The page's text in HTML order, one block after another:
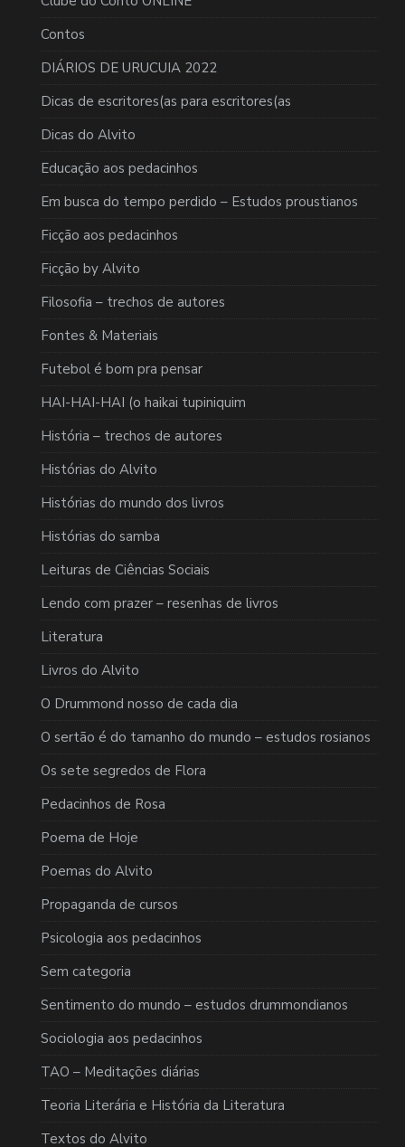
Contos
DIÁRIOS DE URUCUIA 2022
Dicas de escritores(as para escritores(as
Dicas do Alvito
Educação aos pedacinhos
Em busca do tempo perdido – Estudos proustianos
Ficção aos pedacinhos
Ficção by Alvito
Filosofia – trechos de autores
Fontes & Materiais
Futebol é bom pra pensar
HAI-HAI-HAI (o haikai tupiniquim
História – trechos de autores
Histórias do Alvito
Histórias do mundo dos livros
Histórias do samba
Leituras de Ciências Sociais
Lendo com prazer – resenhas de livros
Literatura
Livros do Alvito
O Drummond nosso de cada dia
O sertão é do tamanho do mundo – estudos rosianos
Os sete segredos de Flora
Pedacinhos de Rosa
Poema de Hoje
Poemas do Alvito
Propaganda de cursos
Psicologia aos pedacinhos
Sem categoria
Sentimento do mundo – estudos drummondianos
Sociologia aos pedacinhos
TAO – Meditações diárias
Teoria Literária e História da Literatura
Textos do Alvito